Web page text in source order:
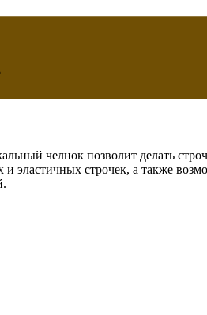
челнок позволит делать
строчек, а также